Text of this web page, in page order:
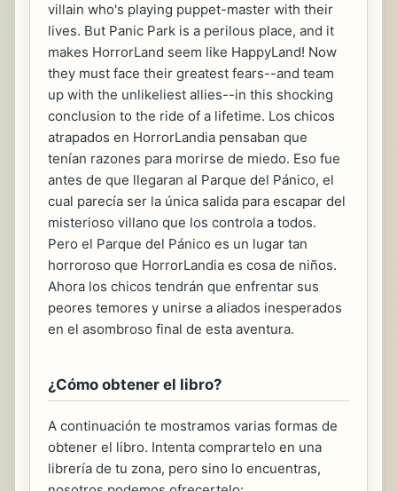
villain who's playing puppet-master with their
lives. But Panic Park is a perilous place, and it
makes HorrorLand seem like HappyLand! Now
they must face their greatest fears--and team
up with the unlikeliest allies--in this shocking
conclusion to the ride of a lifetime. Los chicos
atrapados en HorrorLandia pensaban que
tenían razones para morirse de miedo. Eso fue
antes de que llegaran al Parque del Pánico, el
cual parecía ser la única salida para escapar del
misterioso villano que los controla a todos.
Pero el Parque del Pánico es un lugar tan
horroroso que HorrorLandia es cosa de niños.
Ahora los chicos tendrán que enfrentar sus
peores temores y unirse a aliados inesperados
en el asombroso final de esta aventura.
¿Cómo obtener el libro?
A continuación te mostramos varias formas de
obtener el libro. Intenta comprartelo en una
librería de tu zona, pero sino lo encuentras,